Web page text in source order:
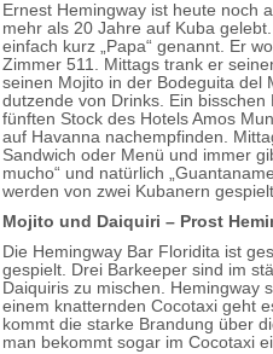
Ernest Hemingway ist heute noch
mehr als 20 Jahre auf Kuba
einfach kurz „Papa“ genannt. Er
Zimmer 511. Mittags trank er
seinen Mojito in der Bodeguita del
dutzende von Drinks. Ein
fünften Stock des Hotels Amos
auf Havanna nachempfinden.
Sandwich oder Menü und immer
mucho“ und natürlich
werden von zwei Kubanern
Mojito und Daiquiri – Prost
Die Hemingway Bar Floridita ist
gespielt. Drei Barkeeper sind im
Daiquiris zu mischen. Hemingway
einem knatternden Cocotaxi geht
kommt die starke Brandung über
man bekommt sogar im Cocotaxi